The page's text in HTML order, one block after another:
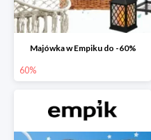
Majówka w Empiku do -60%
60%